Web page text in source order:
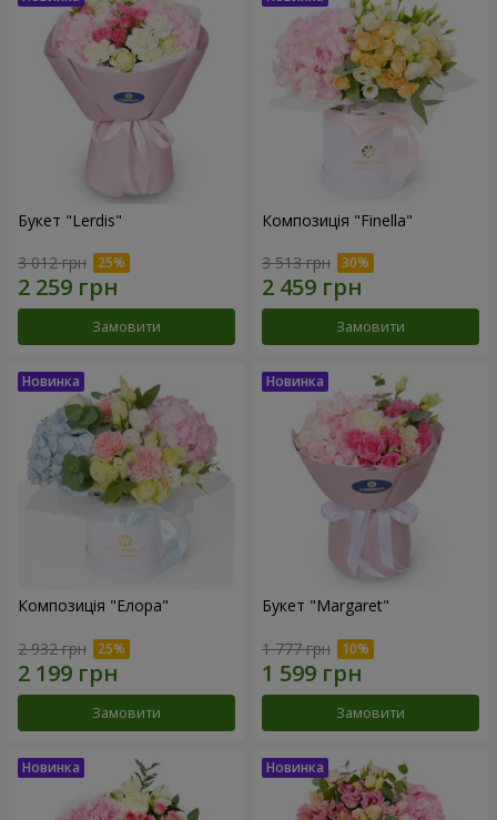
Букет "Lerdis"
3 012 грн
Замовити
Композиція "Finella"
3 513 грн
Замовити
Композиція "Елора"
2 932 грн
Замовити
Букет "Margaret"
1 777 грн
Замовити